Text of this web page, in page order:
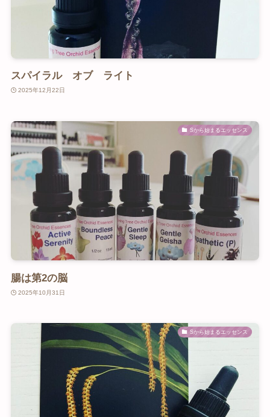
スパイラル オブ ライト
2025年12月22日
Sから始まるエッセンス
腸は第2の脳
2025年10月31日
Sから始まるエッセンス